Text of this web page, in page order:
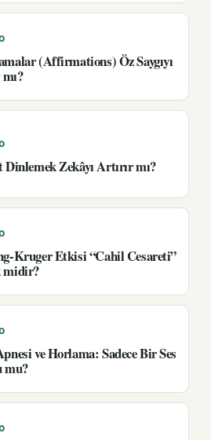
(Affirmations) Öz Saygıyı
Zekâyı Artırır mı?
Kruger Etkisi “Cahil Cesareti”
midir?
ve Horlama: Sadece Bir Ses
mu?